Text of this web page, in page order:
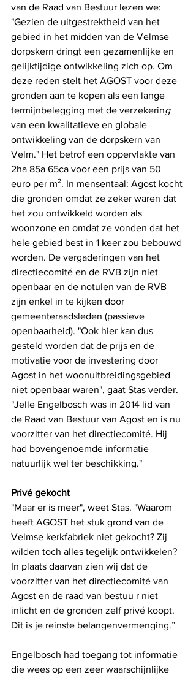
van de Raad van Bestuur lezen we:
"Gezien de uitgestrektheid van het
gebied in het midden van de Velmse
dorpskern dringt een gezamenlijke en
gelijktijdige ontwikkeling zich op. Om
deze reden stelt het AGOST voor deze
gronden aan te kopen als een lange
termijnbelegging met de verzekering
van een kwalitatieve en globale
ontwikkeling van de dorpskern van
Velm." Het betrof een oppervlakte van
2ha 85a 65ca voor een prijs van 50
euro per m². In mensentaal: Agost kocht
die gronden omdat ze zeker waren dat
het zou ontwikkeld worden als
woonzone en omdat ze vonden dat het
hele gebied best in 1 keer zou bebouwd
worden. De vergaderingen van het
directiecomité en de RVB zijn niet
openbaar en de notulen van de RVB
zijn enkel in te kijken door
gemeenteraadsleden (passieve
openbaarheid). "Ook hier kan dus
gesteld worden dat de prijs en de
motivatie voor de investering door
Agost in het woonuitbreidingsgebied
niet openbaar waren", gaat Stas verder.
"Jelle Engelbosch was in 2014 lid van
de Raad van Bestuur van Agost en is nu
voorzitter van het directiecomité. Hij
had bovengenoemde informatie
natuurlijk wel ter beschikking."
Privé gekocht
"Maar er is meer", weet Stas. "Waarom
heeft AGOST het stuk grond van de
Velmse kerkfabriek niet gekocht? Zij
wilden toch alles tegelijk ontwikkelen?
In plaats daarvan zien wij dat de
voorzitter van het directiecomité van
Agost en de raad van bestuu r niet
inlicht en de gronden zelf privé koopt.
Dit is je reinste belangenvermenging.”
Engelbosch had toegang tot informatie
die wees op een zeer waarschijnlijke